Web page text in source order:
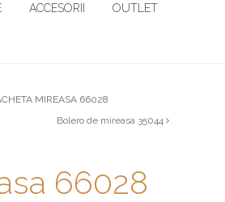
ACCESORII OUTLET
MIREASA 66028
Bolero de mireasa 35044
66028